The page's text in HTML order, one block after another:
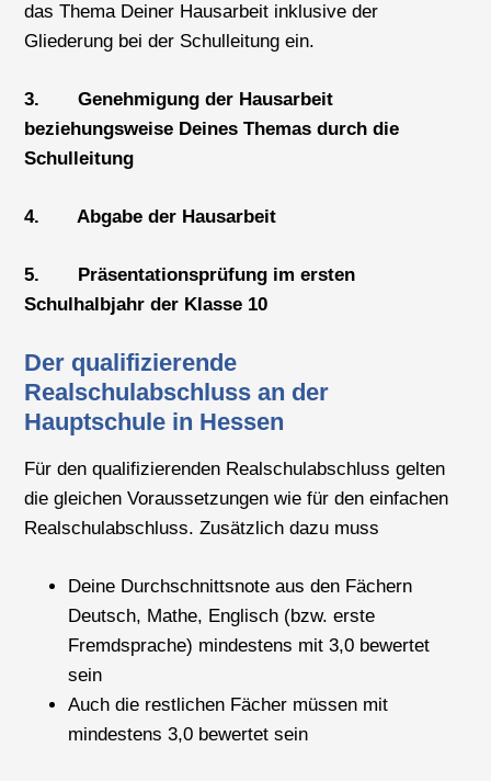
das Thema Deiner Hausarbeit inklusive der
Gliederung bei der Schulleitung ein.
3. Genehmigung der Hausarbeit
beziehungsweise Deines Themas durch die
Schulleitung
4. Abgabe der Hausarbeit
5. Präsentationsprüfung im ersten
Schulhalbjahr der Klasse 10
Der qualifizierende
Realschulabschluss an der
Hauptschule in Hessen
Für den qualifizierenden Realschulabschluss gelten
die gleichen Voraussetzungen wie für den einfachen
Realschulabschluss. Zusätzlich dazu muss
Deine Durchschnittsnote aus den Fächern
Deutsch, Mathe, Englisch (bzw. erste
Fremdsprache) mindestens mit 3,0 bewertet
sein
Auch die restlichen Fächer müssen mit
mindestens 3,0 bewertet sein